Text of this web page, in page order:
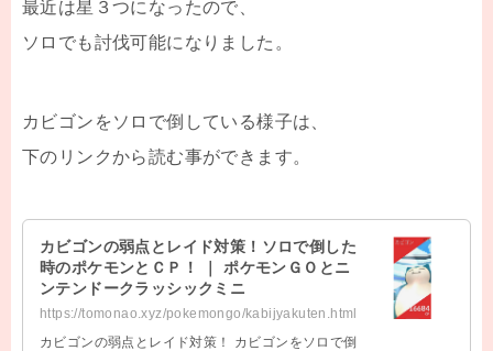
最近は星３つになったので、
ソロでも討伐可能になりました。
カビゴンをソロで倒している様子は、
下のリンクから読む事ができます。
カビゴンの弱点とレイド対策！ソロで倒した
時のポケモンとＣＰ！ ｜ ポケモンＧＯとニ
ンテンドークラッシックミニ
https://tomonao.xyz/pokemongo/kabijyakuten.html
カビゴンの弱点とレイド対策！ カビゴンをソロで倒